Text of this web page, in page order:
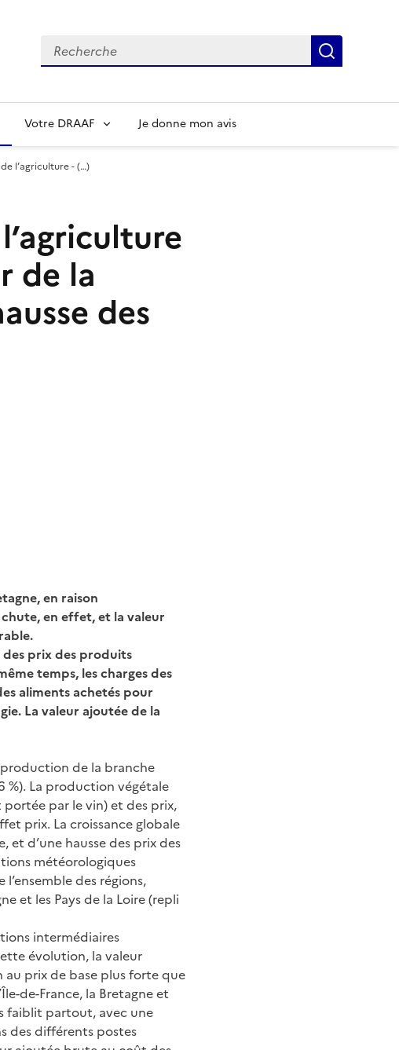
Recherche
Votre DRAAF Je donne mon avis
l’agriculture - (…)
de la
des
en raison
en effet, et la valeur
prix des produits
temps, les charges des
aliments achetés pour
La valeur ajoutée de la
production de la branche
%). La production végétale
portée par le vin) et des prix,
prix. La croissance globale
et d’une hausse des prix des
météorologiques
des régions,
et les Pays de la Loire (repli
intermédiaires
évolution, la valeur
au prix de base plus forte que
de-France, la Bretagne et
faiblit partout, avec une
des différents postes